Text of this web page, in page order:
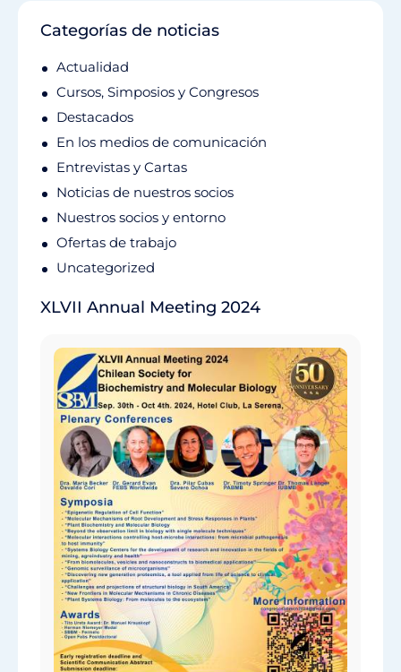
Categorías de noticias
Actualidad
Cursos, Simposios y Congresos
Destacados
En los medios de comunicación
Entrevistas y Cartas
Noticias de nuestros socios
Nuestros socios y entorno
Ofertas de trabajo
Uncategorized
XLVII Annual Meeting 2024